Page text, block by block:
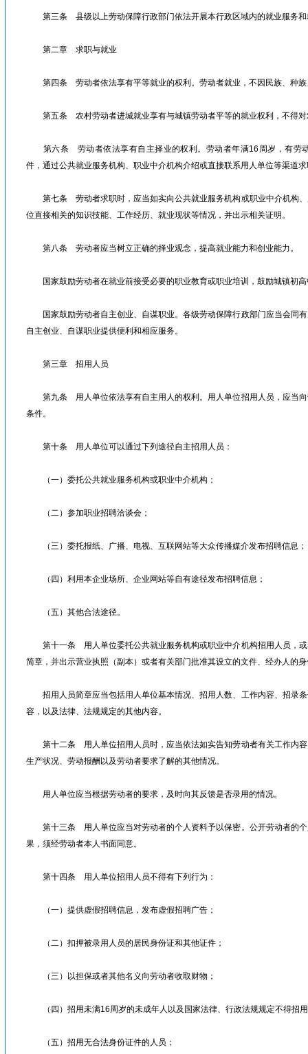
第三条 县级以上劳动保障行政部门依法开展本行政区域内的就业服务和
第二章 求职与就业
第四条 劳动者依法享有平等就业的权利。劳动者就业，不因民族、种族
第五条 农村劳动者进城就业享有与城镇劳动者平等的就业权利，不得对
第六条 劳动者依法享有自主择业的权利。劳动者年满16周岁，有劳
件，通过公共就业服务机构、职业中介机构介绍或直接联系用人单位等渠道
第七条 劳动者求职时，应当如实向公共就业服务机构或职业中介机构、
位直接相关的知识技能、工作经历、就业现状等情况，并出示相关证明。
第八条 劳动者应当树立正确的择业观念，提高就业能力和创业能力。
国家鼓励劳动者在就业前接受必要的职业教育或职业培训，鼓励城镇初高
国家鼓励劳动者自主创业、自谋职业。各级劳动保障行政部门应当会同有
自主创业、自谋职业提供便利和相应服务。
第三章 招用人员
第九条 用人单位依法享有自主用人的权利。用人单位招用人员，应当向
条件。
第十条 用人单位可以通过下列途径自主招用人员：
（一）委托公共就业服务机构或职业中介机构；
（二）参加职业招聘洽谈会；
（三）委托报纸、广播、电视、互联网站等大众传播媒介发布招聘信息；
（四）利用本企业场所、企业网站等自有途径发布招聘信息；
（五）其他合法途径。
第十一条 用人单位委托公共就业服务机构或职业中介机构招用人员，或
简章，并出示营业执照（副本）或者有关部门批准其设立的文件、经办人的
招用人员简章应当包括用人单位基本情况、招用人数、工作内容、招录条
容，以及法律、法规规定的其他内容。
第十二条 用人单位招用人员时，应当依法如实告知劳动者有关工作内容
生产状况、劳动报酬以及劳动者要求了解的其他情况。
用人单位应当根据劳动者的要求，及时向其反馈是否录用的情况。
第十三条 用人单位应当对劳动者的个人资料予以保密。公开劳动者的个
果，须经劳动者本人书面同意。
第十四条 用人单位招用人员不得有下列行为：
（一）提供虚假招聘信息，发布虚假招聘广告；
（二）扣押被录用人员的居民身份证和其他证件；
（三）以担保或者其他名义向劳动者收取财物；
（四）招用未满16周岁的未成年人以及国家法律、行政法规规定不得招
（五）招用无合法身份证件的人员；